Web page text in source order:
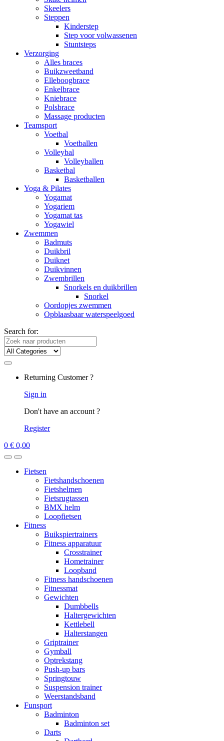
Skeelers
Steppen
Kinderstep
Step voor volwassenen
Stuntsteps
Verzorging
Alles braces
Buikzweetband
Elleboogbrace
Enkelbrace
Kniebrace
Polsbrace
Massage producten
Teamsport
Voetbal
Voetballen
Volleybal
Volleyballen
Basketbal
Basketballen
Yoga & Pilates
Yogamat
Yogariem
Yogamat tas
Yogawiel
Zwemmen
Badmuts
Duikbril
Duiknet
Duikvinnen
Zwembrillen
Snorkels en duikbrillen
Snorkel
Oordopjes zwemmen
Opblaasbaar waterspeelgoed
Search for:
Returning Customer ?
Sign in
Don't have an account ?
Register
0 € 0,00
Fietsen
Fietshandschoenen
Fietshelmen
Fietsrugtassen
BMX helm
Loopfietsen
Fitness
Buikspiertrainers
Fitness apparatuur
Crosstrainer
Hometrainer
Loopband
Fitness handschoenen
Fitnessmat
Gewichten
Dumbbells
Haltergewichten
Kettlebell
Halterstangen
Griptrainer
Gymball
Optrekstang
Push-up bars
Springtouw
Suspension trainer
Weerstandsband
Funsport
Badminton
Badminton set
Darts